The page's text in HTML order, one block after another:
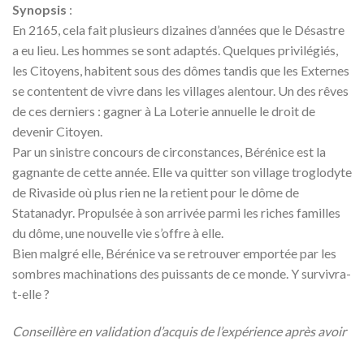
notations
client
7,49€
à
22,40€
Synopsis :
En 2165, cela fait plusieurs dizaines d’années que le Désastre
a eu lieu. Les hommes se sont adaptés. Quelques privilégiés,
les Citoyens, habitent sous des dômes tandis que les Externes
se contentent de vivre dans les villages alentour. Un des rêves
de ces derniers : gagner à La Loterie annuelle le droit de
devenir Citoyen.
Par un sinistre concours de circonstances, Bérénice est la
gagnante de cette année. Elle va quitter son village troglodyte
de Rivaside où plus rien ne la retient pour le dôme de
Statanadyr. Propulsée à son arrivée parmi les riches familles
du dôme, une nouvelle vie s’offre à elle.
Bien malgré elle, Bérénice va se retrouver emportée par les
sombres machinations des puissants de ce monde. Y survivra-
t-elle ?
Conseillère en validation d’acquis de l’expérience après avoir